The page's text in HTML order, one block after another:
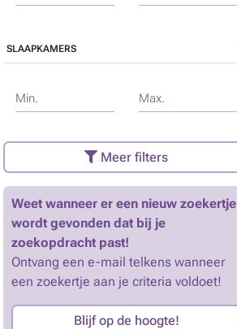
SLAAPKAMERS
Min. Max.
Meer filters
Weet wanneer er een nieuw zoekertje
wordt gevonden dat bij je
zoekopdracht past!
Ontvang een e-mail telkens wanneer
een zoekertje aan je criteria voldoet!
Blijf op de hoogte!